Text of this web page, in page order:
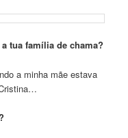
tua família de chama?
a minha mãe estava